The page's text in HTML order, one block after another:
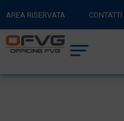
AREA RISERVATA CONTATTI
RITORNA AL SITO
CARRELLO